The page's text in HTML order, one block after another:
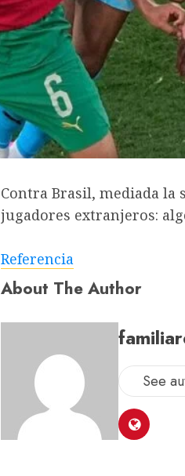
Contra Brasil, mediada la
jugadores extranjeros:
Referencia
About The Author
See